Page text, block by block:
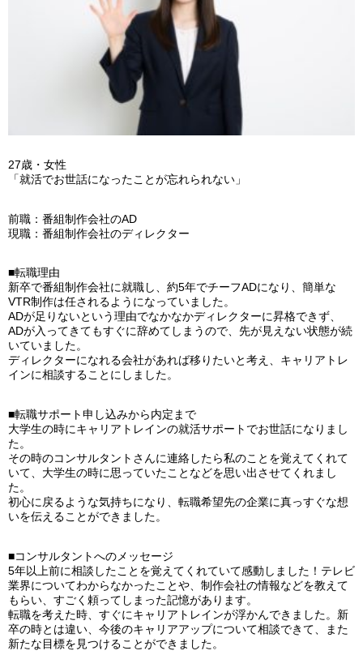
27歳・女性
「就活でお世話になったことが忘れられない」
前職：番組制作会社のAD
現職：番組制作会社のディレクター
■転職理由
新卒で番組制作会社に就職し、約5年でチーフADになり、簡単な
VTR制作は任されるようになっていました。
ADが足りないという理由でなかなかディレクターに昇格できず、
ADが入ってきてもすぐに辞めてしまうので、先が見えない状態が続
いていました。
ディレクターになれる会社があれば移りたいと考え、キャリアトレ
インに相談することにしました。
■転職サポート申し込みから内定まで
大学生の時にキャリアトレインの就活サポートでお世話になりまし
た。
その時のコンサルタントさんに連絡したら私のことを覚えてくれて
いて、大学生の時に思っていたことなどを思い出させてくれまし
た。
初心に戻るような気持ちになり、転職希望先の企業に真っすぐな想
いを伝えることができました。
■コンサルタントへのメッセージ
5年以上前に相談したことを覚えてくれていて感動しました！テレビ
業界についてわからなかったことや、制作会社の情報などを教えて
もらい、すごく頼ってしまった記憶があります。
転職を考えた時、すぐにキャリアトレインが浮かんできました。新
卒の時とは違い、今後のキャリアアップについて相談できて、また
新たな目標を見つけることができました。